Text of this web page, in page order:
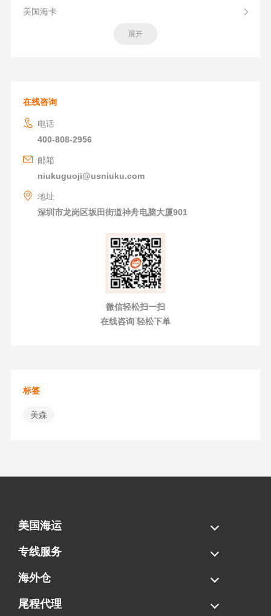
美国海卡
展开
在线咨询
电话
400-808-2956
邮箱
niukuguoji@usniuku.com
地址
深圳市龙岗区坂田街道神舟电脑大厦901
微信轻松扫一扫
在线咨询 轻松下单
标签
美森
美国海运
海运拼柜
海运整柜
美国海卡
加拿大海运
专线服务
FBA专线直送
超大件专线
AWD专线
电池专线
海外仓
一件代发
FBA中转
贴标换标
拆柜/存储
尾程代理